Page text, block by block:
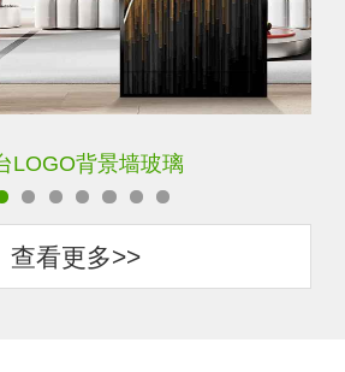
LOGO背景墙玻璃
查看更多>>